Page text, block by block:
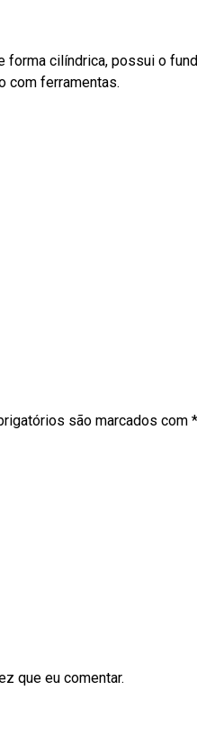
forma cilíndrica, possui o
com ferramentas.
são marcados com *
que eu comentar.